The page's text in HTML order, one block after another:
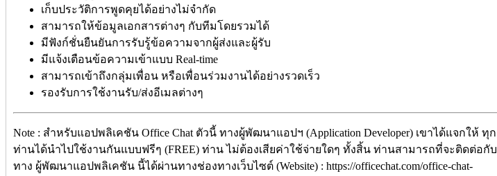
เก็บประวัติการพูดคุยได้อย่างไม่จำกัด
สามารถให้ข้อมูลเอกสารต่างๆ กับทีมโดยรวมได้
มีฟังก์ชั่นยืนยันการรับรู้ข้อความจากผู้ส่งและผู้รับ
มีแจ้งเตือนข้อความเข้าแบบ Real-time
สามารถเข้าถึงกลุ่มเพื่อน หรือเพื่อนร่วมงานได้อย่างรวดเร็ว
รองรับการใช้งานรับ/ส่งอีเมลต่างๆ
Note : สำหรับแอปพลิเคชัน Office Chat ตัวนี้ ทางผู้พัฒนาแอปฯ (Application Developer) เขาได้แจกให้ ทุก
ท่านได้นำไปใช้งานกันแบบฟรีๆ (FREE) ท่าน ไม่ต้องเสียค่าใช้จ่ายใดๆ ทั้งสิ้น ท่านสามารถที่จะติดต่อกับ
ทาง ผู้พัฒนาแอปพลิเคชัน นี้ได้ผ่านทางช่องทางเว็บไซต์ (Website) : https://officechat.com/office-chat-